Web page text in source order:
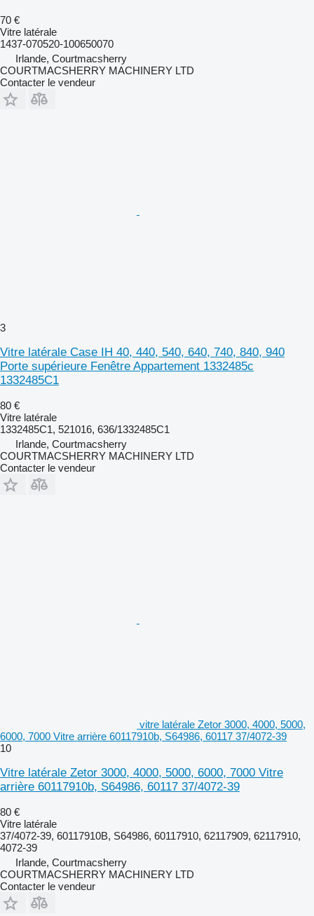
70 €
Vitre latérale
1437-070520-100650070
Irlande, Courtmacsherry
COURTMACSHERRY MACHINERY LTD
Contacter le vendeur
3
Vitre latérale Case IH 40, 440, 540, 640, 740, 840, 940
Porte supérieure Fenêtre Appartement 1332485c
1332485C1
80 €
Vitre latérale
1332485C1, 521016, 636/1332485C1
Irlande, Courtmacsherry
COURTMACSHERRY MACHINERY LTD
Contacter le vendeur
vitre latérale Zetor 3000, 4000, 5000,
6000, 7000 Vitre arrière 60117910b, S64986, 60117 37/4072-39
10
Vitre latérale Zetor 3000, 4000, 5000, 6000, 7000 Vitre
arrière 60117910b, S64986, 60117 37/4072-39
80 €
Vitre latérale
37/4072-39, 60117910B, S64986, 60117910, 62117909, 62117910,
4072-39
Irlande, Courtmacsherry
COURTMACSHERRY MACHINERY LTD
Contacter le vendeur